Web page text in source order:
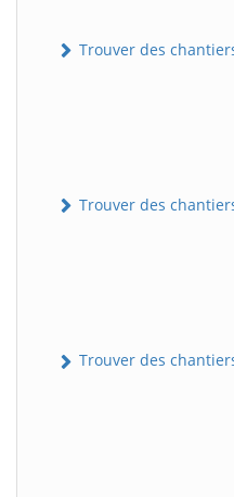
Trouver des
Trouver des
Trouver des